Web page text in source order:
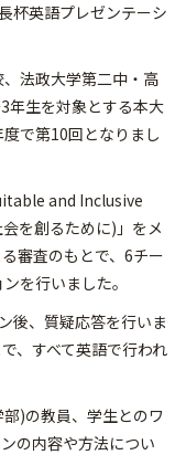
杯英語プレゼンテーシ
法政大学第二中・高
年生を対象とする本大
で第10回となりまし
and Inclusive
を創るために)」をメ
審査のもとで、6チー
を行いました。
後、質疑応答を行いま
、すべて英語で行われ
)の教員、学生とのワ
の内容や方法につい